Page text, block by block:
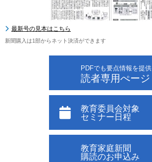
最新号の見本はこちら
新聞購入は1部からネット決済ができます
PDFでも要点情報を提供
読者専用ぺージ
教育委員会対象
セミナー日程
教育家庭新聞
購読のお申込み